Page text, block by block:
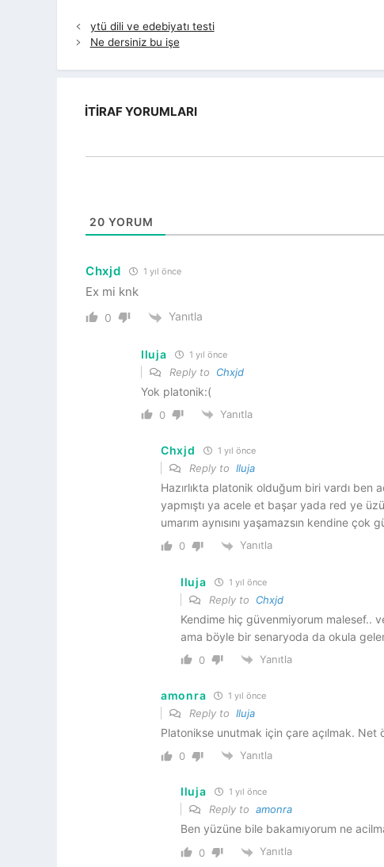
ytü dili ve edebiyatı testi
Ne dersiniz bu işe
İTIRAF YORUMLARI
20 YORUM
Chxjd 1 yıl önce
Ex mi knk
0 Yanıtla
Iluja 1 yıl önce
Reply to Chxjd
Yok platonik:(
0 Yanıtla
Chxjd 1 yıl önce
Reply to Iluja
Hazırlıkta platonik olduğum biri vardı ben
yapmıştı ya acele et başar yada red ye
umarım aynısını yaşamazsın kendine
0 Yanıtla
Iluja 1 yıl önce
Reply to Chxjd
Kendime hiç güvenmiyorum malesef..
ama böyle bir senaryoda da okula
0 Yanıtla
amonra 1 yıl önce
Reply to Iluja
Platonikse unutmak için çare açılmak. Net
0 Yanıtla
Iluja 1 yıl önce
Reply to amonra
Ben yüzüne bile bakamıyorum ne
0 Yanıtla